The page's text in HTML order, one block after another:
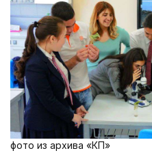
фото из архива «КП»